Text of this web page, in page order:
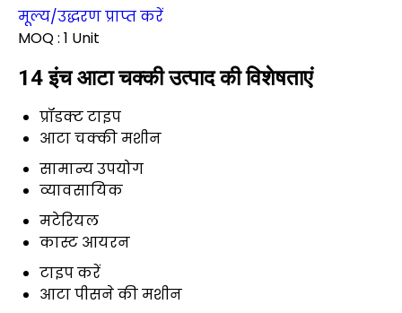
मूल्य/उद्धरण प्राप्त करें
MOQ : 1 Unit
14 इंच आटा चक्की उत्पाद की विशेषताएं
प्रॉडक्ट टाइप
आटा चक्की मशीन
सामान्य उपयोग
व्यावसायिक
मटेरियल
कास्ट आयरन
टाइप करें
आटा पीसने की मशीन